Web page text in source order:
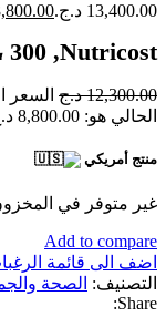
13,400.00 د.ج.
Nutricost‏, DIM ، 300 ملجم ، 120 كبسولة
12,300.00 د.ج السعر
الحالي هو: 8,800.00 د.ج.
منتج أمريكي
غير متوفر في
Add to compare
اضف الى قائمة
التصنيف: الصحة
Share: